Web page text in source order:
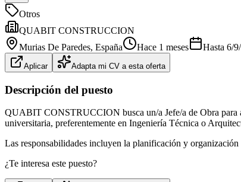
Otros
QUABIT CONSTRUCCION
Murias De Paredes, España Hace 1 meses Hasta 6/
Aplicar Adapta mi CV a esta oferta
Descripción del puesto
QUABIT CONSTRUCCION busca un/a Jefe/a de Obra para
universitaria, preferentemente en Ingeniería Técnica o
Las responsabilidades incluyen la planificación y
¿Te interesa este puesto?